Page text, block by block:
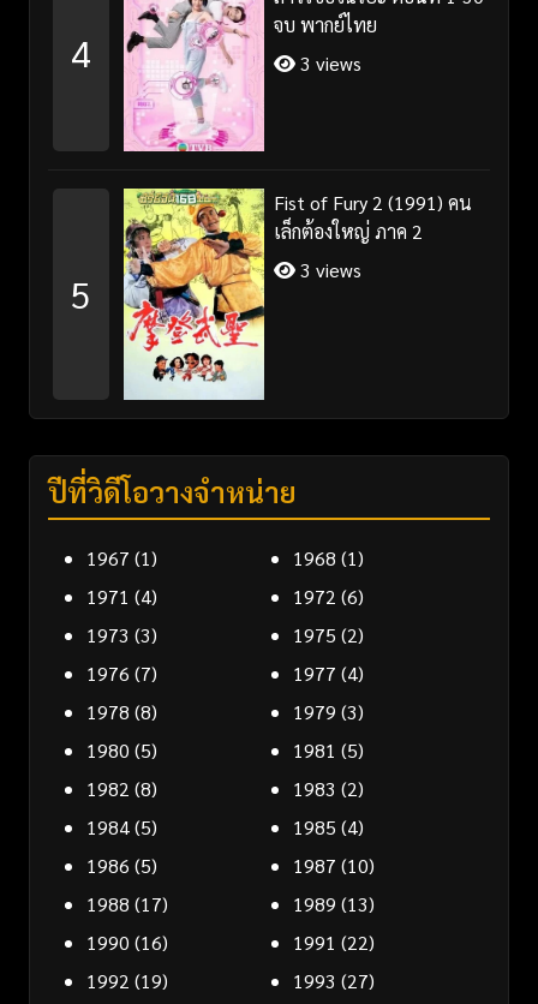
4
จบ พากย์ไทย
3 views
5
Fist of Fury 2 (1991) คน
เล็กต้องใหญ่ ภาค 2
3 views
ปีที่วิดีโอวางจำหน่าย
1967 (1) 1968 (1)
1971 (4) 1972 (6)
1973 (3) 1975 (2)
1976 (7) 1977 (4)
1978 (8) 1979 (3)
1980 (5) 1981 (5)
1982 (8) 1983 (2)
1984(5) 1985 (4)
1986 (5) 1987 (10)
1988 (17) 1989 (13)
1990 (16) 1991 (22)
1992 (19) 1993 (27)